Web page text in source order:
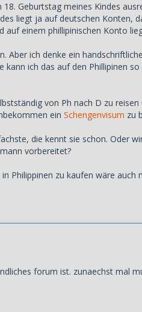
Geburtstag meines Kindes
liegt ja auf deutschen Konten,
auf einem phillipinischen Konto
ich denke ein
ich das auf den Phillipinen
von Ph nach D zu
ein Schengenvisum zu
die kennt sie schon. Oder
vorbereitet?
Philippinen zu kaufen wäre
forum ist. zunaechst mal